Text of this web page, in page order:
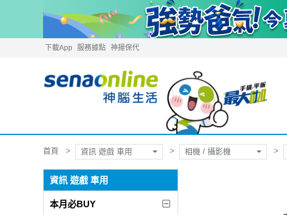
下載App 服務據點 神揚保代
首頁 資訊 遊戲 車用 相機 / 攝影機
資訊 遊戲 車用
本月必BUY